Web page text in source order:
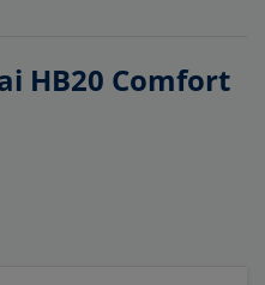
HB20 Comfort